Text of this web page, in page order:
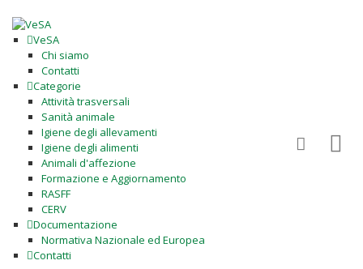
VeSA
Chi siamo
Contatti
Categorie
Attività trasversali
Sanità animale
Igiene degli allevamenti
Igiene degli alimenti
Animali d'affezione
Formazione e Aggiornamento
RASFF
CERV
Documentazione
Normativa Nazionale ed Europea
Contatti